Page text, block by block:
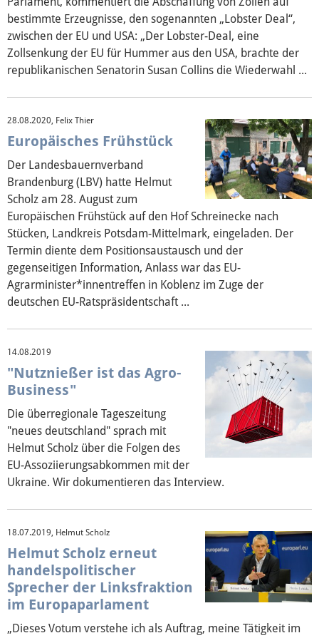
bestimmte Erzeugnisse, den sogenannten „Lobster Deal“,
zwischen der EU und USA: „Der Lobster-Deal, eine
Zollsenkung der EU für Hummer aus den USA, brachte der
republikanischen Senatorin Susan Collins die Wiederwahl ...
28.08.2020, Felix Thier
Europäisches Frühstück
Der Landesbauernverband
Brandenburg (LBV) hatte Helmut
Scholz am 28. August zum
Europäischen Frühstück auf den Hof Schreinecke nach
Stücken, Landkreis Potsdam-Mittelmark, eingeladen. Der
Termin diente dem Positionsaustausch und der
gegenseitigen Information, Anlass war das EU-
Agrarminister*innentreffen in Koblenz im Zuge der
deutschen EU-Ratspräsidentschaft ...
14.08.2019
"Nutznießer ist das Agro-
Business"
Die überregionale Tageszeitung
"neues deutschland" sprach mit
Helmut Scholz über die Folgen des
EU-Assoziierungsabkommen mit der
Ukraine. Wir dokumentieren das Interview.
18.07.2019, Helmut Scholz
Helmut Scholz erneut
handelspolitischer
Sprecher der Linksfraktion
im Europaparlament
„Dieses Votum verstehe ich als Auftrag, meine Tätigkeit im